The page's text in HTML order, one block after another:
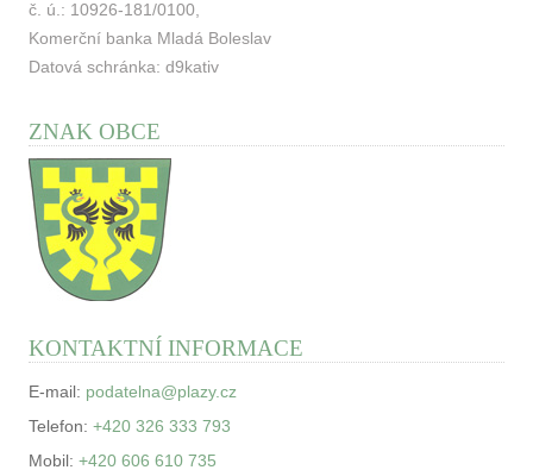
č. ú.: 10926-181/0100,
Komerční banka Mladá Boleslav
Datová schránka: d9kativ
ZNAK OBCE
KONTAKTNÍ INFORMACE
E-mail: podatelna@plazy.cz
Telefon: +420 326 333 793
Mobil: +420 606 610 735